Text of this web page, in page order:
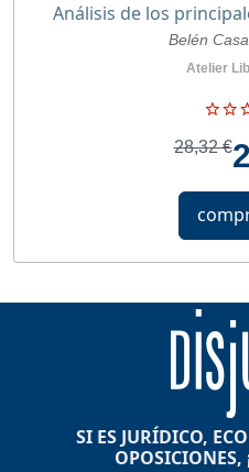
Análisis de los
Belén
Atelier
28,32 €
SI ES JURÍDICO,
OPOSICIONES,